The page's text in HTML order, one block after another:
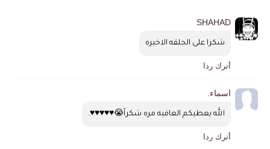
SHAHAD
شكرا على الحلقه الاخيره
أترك ردا
اسماء.
الله يعطيكم العافيه مره شكراً😭♥️♥️♥️♥️♥️.
أترك ردا